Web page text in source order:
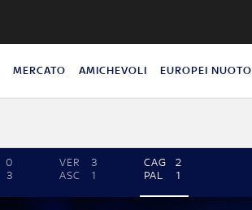
MERCATO AMICHEVOLI EUROPEI NUOTO
0
3
VER
3
ASC
1
CAG
2
PAL
1